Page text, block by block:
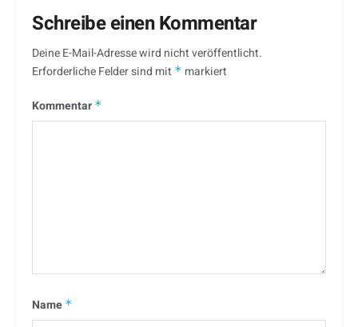
Schreibe einen Kommentar
Deine E-Mail-Adresse wird nicht veröffentlicht.
Erforderliche Felder sind mit * markiert
Kommentar *
Name *